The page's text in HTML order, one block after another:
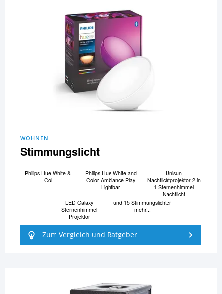
WOHNEN
Stimmungslicht
Philips Hue White &
Col
Philips Hue White and
Color Ambiance Play
Lightbar
Unisun
Nachtlichtprojektor 2 in
1 Sternenhimmel
Nachtlicht
LED Galaxy
Sternenhimmel
Projektor
und 15 Stimmungslichter
mehr...
Zum Vergleich und Ratgeber